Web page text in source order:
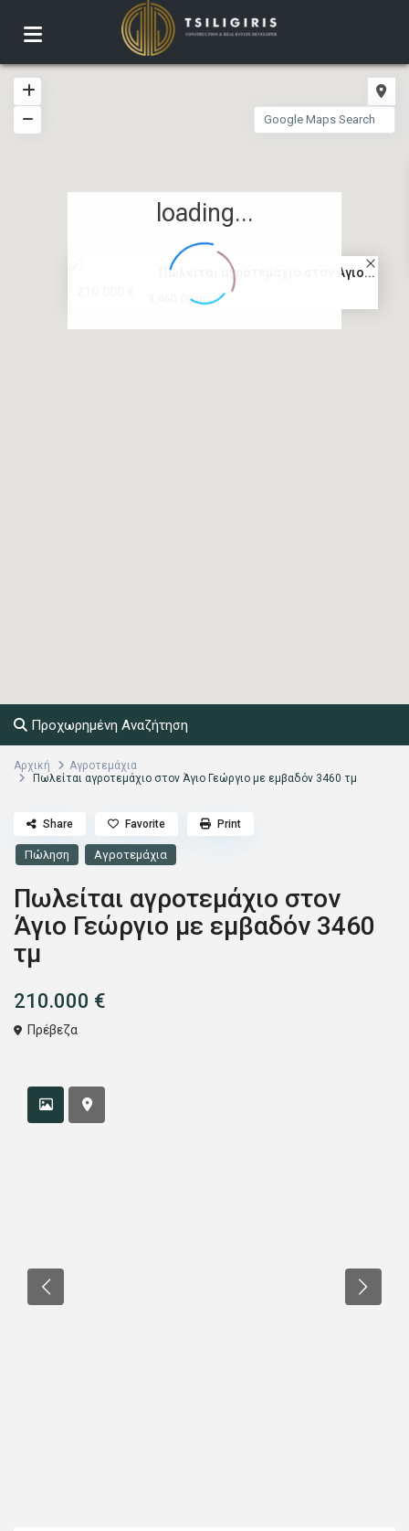
Πωλείται αγροτεμάχιο στον Άγιο...
3,460.00 m
loading...
Προχωρημένη Αναζήτηση
Αρχική
Αγροτεμάχια
Πωλείται αγροτεμάχιο στον Άγιο Γεώργιο με εμβαδόν 3460 τμ
Πώληση Αγροτεμάχια
Πωλείται αγροτεμάχιο στον
Άγιο Γεώργιο με εμβαδόν 3460
τμ
210.000 €
Πρέβεζα
Share Favorite Print